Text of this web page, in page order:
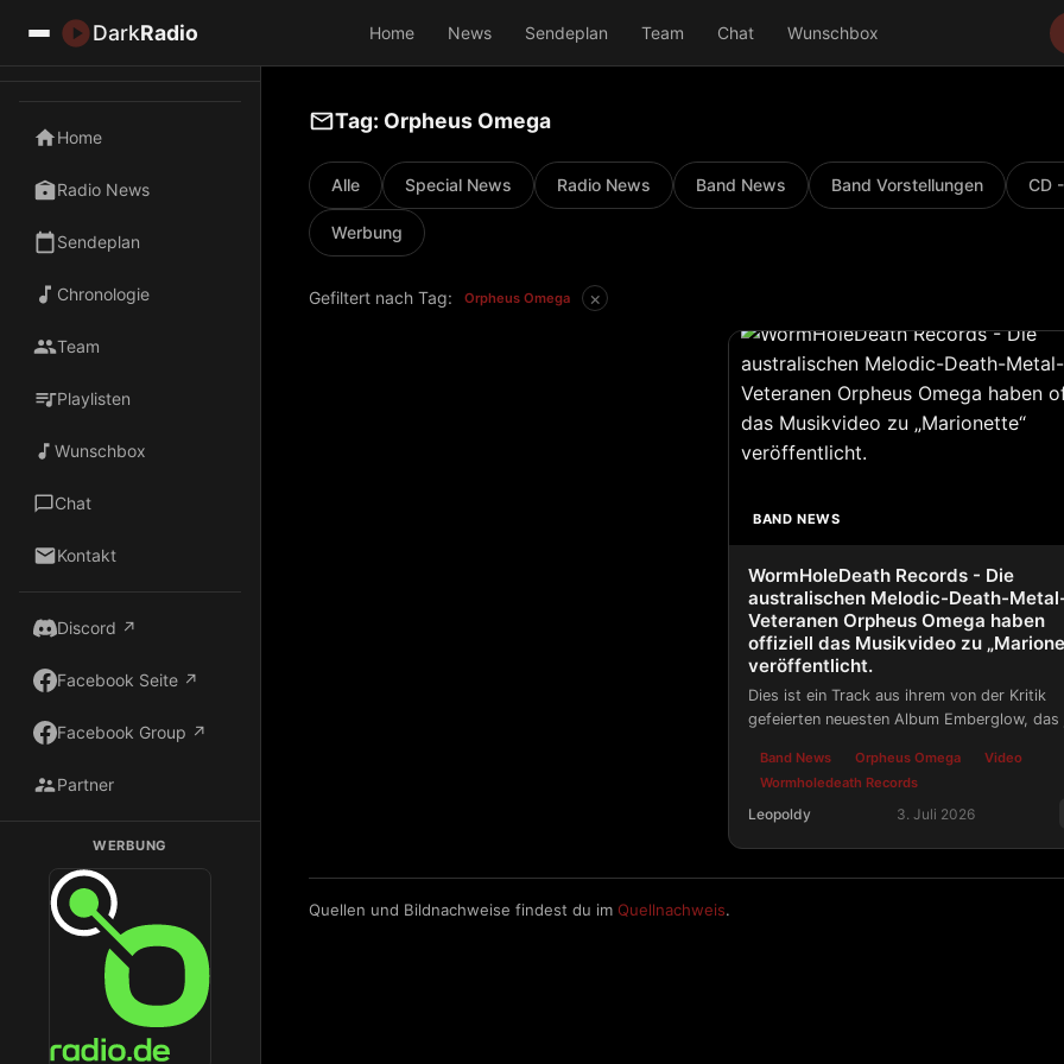
DarkRadio Home News Sendeplan Team Chat Wunschbox
Home
Radio News
Sendeplan
Chronologie
Team
Playlisten
Wunschbox
Chat
Kontakt
Discord ↗
Facebook Seite ↗
Facebook Group ↗
Partner
WERBUNG
Dark Radio auf Radio.de hören
Tag: Orpheus Omega
Alle Special News Radio News Band News Band Vorstellungen CD
Werbung
Gefiltert nach Tag: Orpheus Omega ×
BAND NEWS
WormHoleDeath Records - Die
australischen Melodic-Death-
Veteranen Orpheus Omega haben
offiziell das Musikvideo zu
veröffentlicht.
Dies ist ein Track aus ihrem von der Kritik
gefeierten neuesten Album Emberglow,
Band News Orpheus Omega
Video
Wormholedeath Records
Leopoldy 3. Juli 2026
Quellen und Bildnachweise findest du im Quellnachweis.